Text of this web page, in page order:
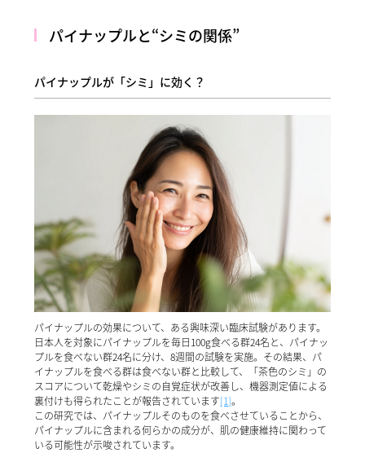
パイナップルと“シミの関係”
パイナップルが「シミ」に効く？
パイナップルの効果について、ある興味深い臨床試験があります。
日本人を対象にパイナップルを毎日100g食べる群24名と、パイナッ
プルを食べない群24名に分け、8週間の試験を実施。その結果、パ
イナップルを食べる群は食べない群と比較して、「茶色のシミ」の
スコアについて乾燥やシミの自覚症状が改善し、機器測定値による
裏付けも得られたことが報告されています[1]。
この研究では、パイナップルそのものを食べさせていることから、
パイナップルに含まれる何らかの成分が、肌の健康維持に関わって
いる可能性が示唆されています。